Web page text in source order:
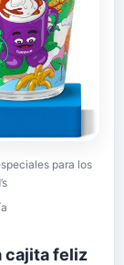
para los
cajita feliz